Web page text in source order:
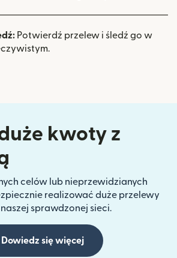
Potwierdź przelew i śledź go w
kwoty z
celów lub nieprzewidzianych
realizować duże przelewy
sprawdzonej sieci.
Dowiedz się więcej